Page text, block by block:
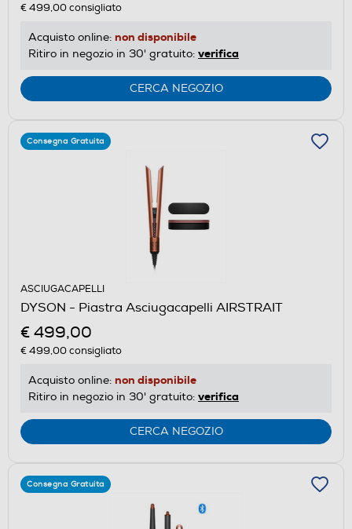
€ 499,00consigliato
Acquisto online: non disponibile
Ritiro in negozio in 30' gratuito: verifica
CERCA NEGOZIO
Consegna Gratuita
ASCIUGACAPELLI
DYSON - Piastra Asciugacapelli AIRSTRAIT
€ 499,00
€ 499,00consigliato
Acquisto online: non disponibile
Ritiro in negozio in 30' gratuito: verifica
CERCA NEGOZIO
Consegna Gratuita